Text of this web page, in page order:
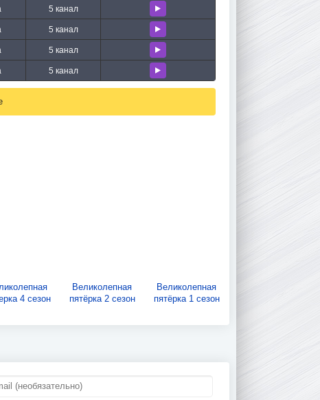
5 канал
5 канал
5 канал
5 канал
4 сезон
Великолепная
пятёрка 2 сезон
Великолепная
пятёрка 1 сезон